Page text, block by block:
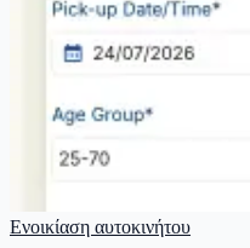
Ενοικίαση αυτοκινήτου